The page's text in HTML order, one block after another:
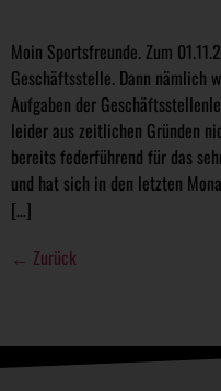
Moin Sportsfreunde. Zum
Geschäftsstelle. Dann nämlich
Aufgaben der
leider aus zeitlichen Gründen
bereits federführend für das
und hat sich in den letzten
[…]
← Zurück